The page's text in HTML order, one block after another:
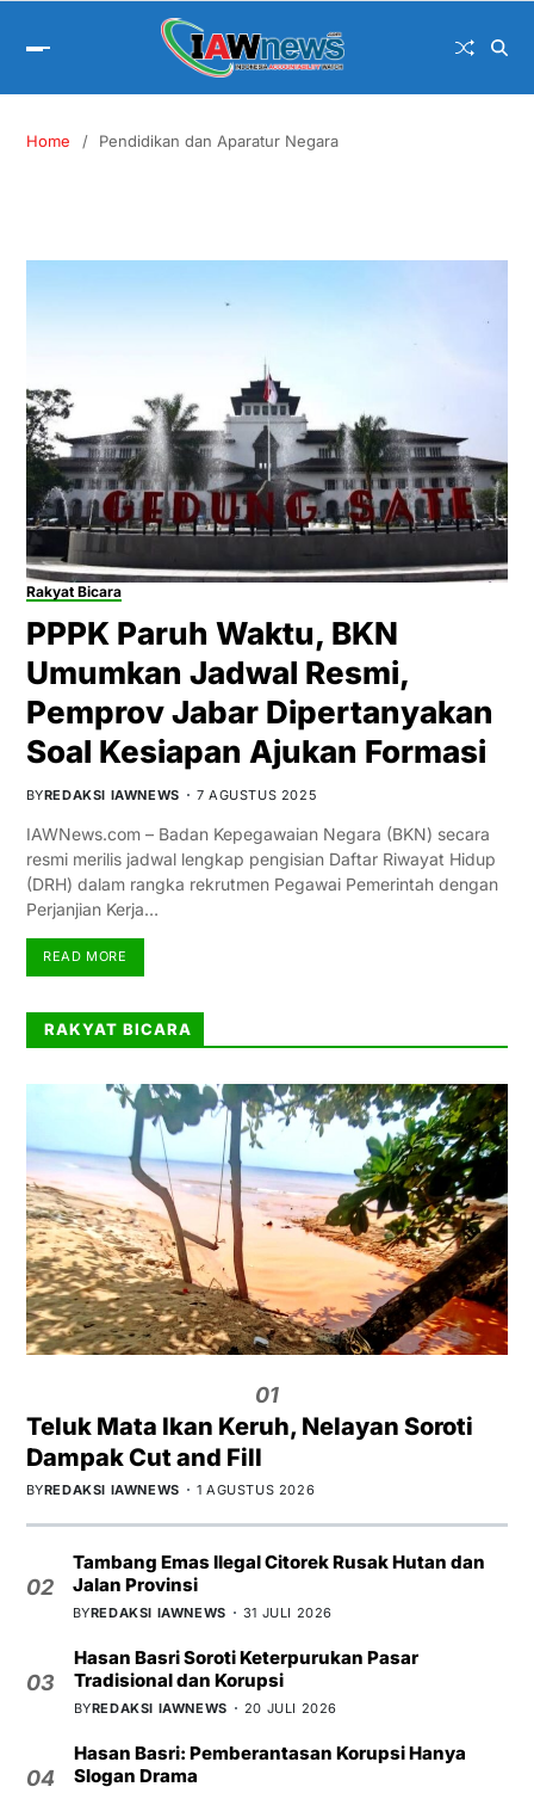
Home Pendidikan dan Aparatur Negara
Rakyat Bicara
PPPK Paruh Waktu, BKN
Umumkan Jadwal Resmi,
Pemprov Jabar Dipertanyakan
Soal Kesiapan Ajukan Formasi
BYREDAKSI IAWNEWS 7 AGUSTUS 2025
IAWNews.com – Badan Kepegawaian Negara (BKN) secara
resmi merilis jadwal lengkap pengisian Daftar Riwayat Hidup
(DRH) dalam rangka rekrutmen Pegawai Pemerintah dengan
Perjanjian Kerja…
READ MORE
RAKYAT BICARA
01
Teluk Mata Ikan Keruh, Nelayan Soroti
Dampak Cut and Fill
BYREDAKSI IAWNEWS 1 AGUSTUS 2026
02
Tambang Emas Ilegal Citorek Rusak Hutan dan
Jalan Provinsi
BYREDAKSI IAWNEWS 31 JULI 2026
03
Hasan Basri Soroti Keterpurukan Pasar
Tradisional dan Korupsi
BYREDAKSI IAWNEWS 20 JULI 2026
04
Hasan Basri: Pemberantasan Korupsi Hanya
Slogan Drama